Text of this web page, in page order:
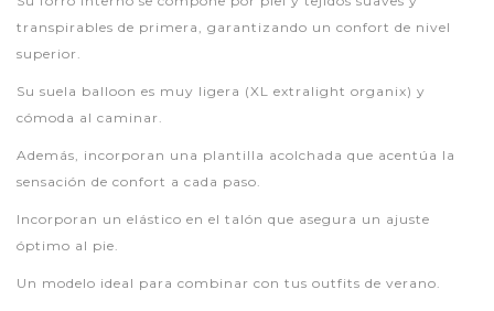
transpirables de primera, garantizando un confort de nivel
superior.
Su suela balloon es muy ligera (XL extralight organix) y
cómoda al caminar.
Además, incorporan una plantilla acolchada que acentúa la
sensación de confort a cada paso.
Incorporan un elástico en el talón que asegura un ajuste
óptimo al pie.
Un modelo ideal para combinar con tus outfits de verano.